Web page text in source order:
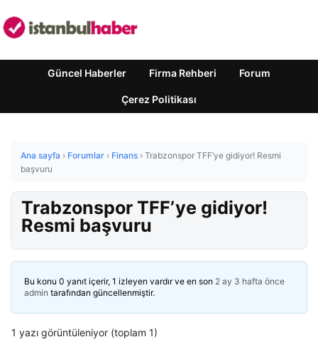
Güncel Haberler Firma Rehberi Forum
Çerez Politikası
Ana sayfa › Forumlar › Finans › Trabzonspor TFF’ye gidiyor! Resmi
başvuru
Trabzonspor TFF’ye gidiyor!
Resmi başvuru
Bu konu 0 yanıt içerir, 1 izleyen vardır ve en son 2 ay 3 hafta önce
admin tarafından güncellenmiştir.
1 yazı görüntüleniyor (toplam 1)